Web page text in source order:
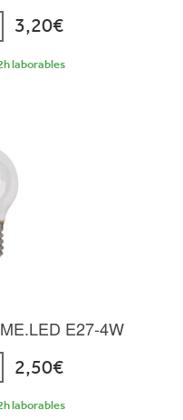
3,20€
laborables
E27-4W
2,50€
laborables